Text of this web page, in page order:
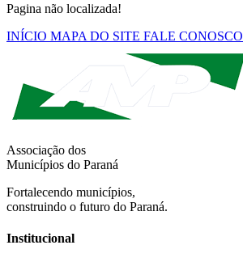
Pagina não localizada!
INÍCIO MAPA DO SITE FALE CONOSCO
Associação dos
Municípios do Paraná
Fortalecendo municípios,
construindo o futuro do Paraná.
Institucional